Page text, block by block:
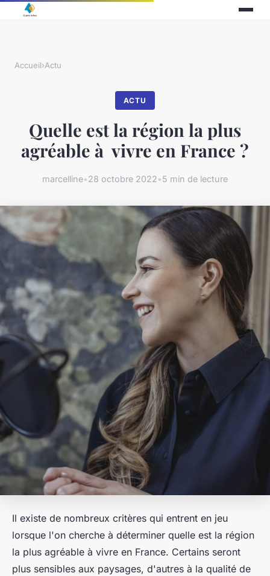
Accueil›Actu
ACTU
Quelle est la région la plus
agréable à vivre en France ?
marcelline•28 octobre 2022•5 min de lecture
Il existe de nombreux critères qui entrent en jeu
lorsque l'on cherche à déterminer quelle est la région
la plus agréable à vivre en France. Certains seront
plus sensibles aux paysages, d'autres à la qualité de